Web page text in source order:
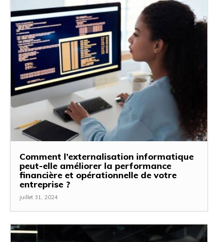
Comment l’externalisation informatique
peut-elle améliorer la performance
financière et opérationnelle de votre
entreprise ?
juillet 31, 2024